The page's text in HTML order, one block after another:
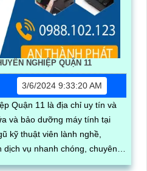
NGHIỆP QUẬN 11
3/6/2024 9:33:20 AM
Quận 11 là địa chỉ uy tín và
và bảo dưỡng máy tính tại
vụ nhanh chóng, chuyên